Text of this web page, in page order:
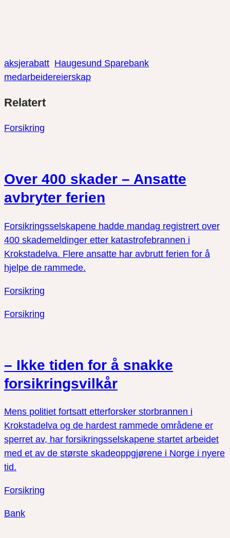
aksjerabatt Haugesund Sparebank
medarbeidereierskap
link
på
på
Relatert
Forsikring
Over 400 skader – Ansatte
avbryter ferien
Forsikringsselskapene hadde mandag registrert over
400 skademeldinger etter katastrofebrannen i
Krokstadelva. Flere ansatte har avbrutt ferien for å
hjelpe de rammede.
Forsikring
Forsikring
– Ikke tiden for å snakke
forsikringsvilkår
Mens politiet fortsatt etterforsker storbrannen i
Krokstadelva og de hardest rammede områdene er
sperret av, har forsikringsselskapene startet arbeidet
med et av de største skadeoppgjørene i Norge i nyere
tid.
Forsikring
Bank